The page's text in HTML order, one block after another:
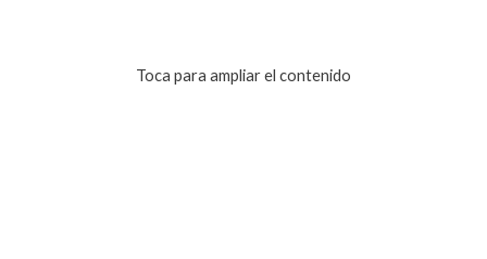
Toca para ampliar el contenido